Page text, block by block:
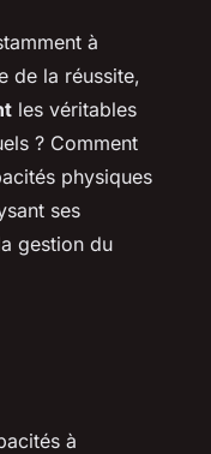
à
de la réussite,
les véritables
? Comment
physiques
ses
gestion du
à